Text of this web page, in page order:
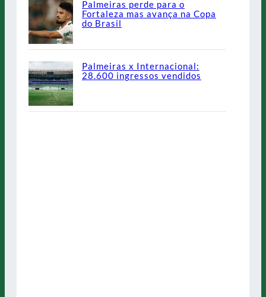
Palmeiras perde para o
Fortaleza mas avança na Copa
do Brasil
Palmeiras x Internacional:
28.600 ingressos vendidos